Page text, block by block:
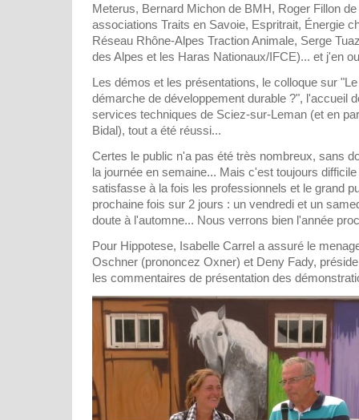
Meterus, Bernard Michon de BMH, Roger Fillon de
associations Traits en Savoie, Espritrait, Énergie
Réseau Rhône-Alpes Traction Animale, Serge
des Alpes et les Haras Nationaux/IFCE)... et j'en
Les démos et les présentations, le colloque sur
démarche de développement durable ?", l'accueil
services techniques de Sciez-sur-Leman (et en
Bidal), tout a été réussi...
Certes le public n'a pas été très nombreux, sans
la journée en semaine... Mais c'est toujours
satisfasse à la fois les professionnels et le grand
prochaine fois sur 2 jours : un vendredi et un
doute à l'automne... Nous verrons bien l'année
Pour Hippotese, Isabelle Carrel a assuré le
Oschner (prononcez Oxner) et Deny Fady,
les commentaires de présentation des